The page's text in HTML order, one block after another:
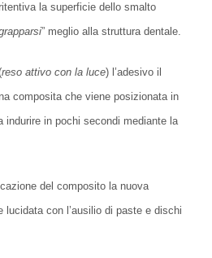
la superficie dello smalto
” meglio alla struttura dentale.
reso attivo con la luce) l’adesivo il
composita che viene posizionata in
in pochi secondi mediante la
del composito la nuova
lucidata con l’ausilio di paste e dischi